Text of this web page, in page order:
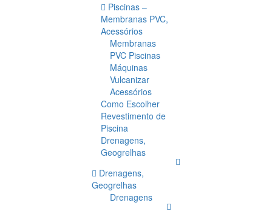
Piscinas –
Membranas PVC,
Acessórios
Membranas
PVC Piscinas
Máquinas
Vulcanizar
Acessórios
Como Escolher
Revestimento de
Piscina
Drenagens,
Geogrelhas
Drenagens,
Geogrelhas
Drenagens